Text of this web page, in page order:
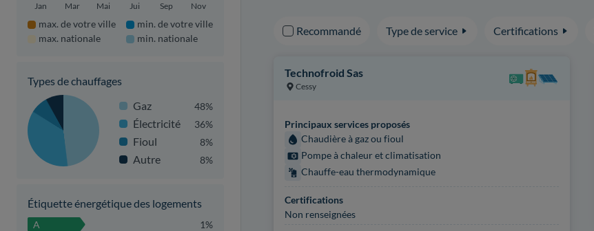
Jan Mar Mai Jui Sep Nov
max. de votre ville
max. nationale
min. de votre ville
min. nationale
Types de chauffages
Gaz
48%
Électricité 36%
Fioul 8%
Autre 8%
Étiquette énergétique des logements
A
1%
Recommandé Type de service Certifications
Technofroid Sas
Cessy
Principaux services proposés
Chaudière à gaz ou fioul
Pompe à chaleur et climatisation
Chauffe-eau thermodynamique
Certifications
Non renseignées